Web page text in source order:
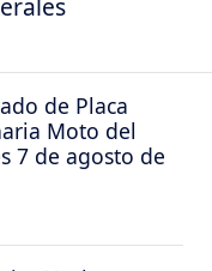
de Placa
Moto del
7 de agosto de